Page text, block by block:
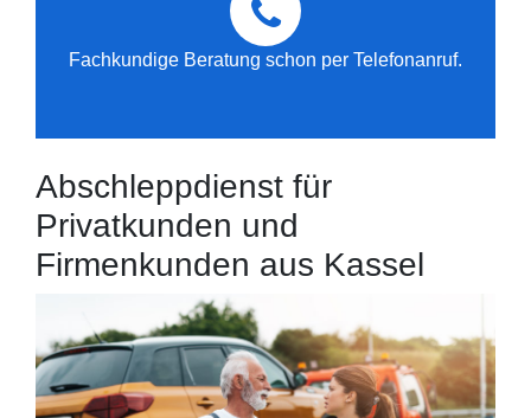
Fachkundige Beratung schon per Telefonanruf.
Abschleppdienst für
Privatkunden und
Firmenkunden aus Kassel